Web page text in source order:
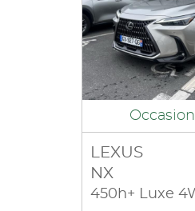
Occasion
LEXUS
NX